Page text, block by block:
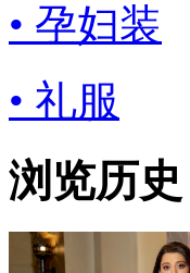
• 孕妇装
• 礼服
浏览历史